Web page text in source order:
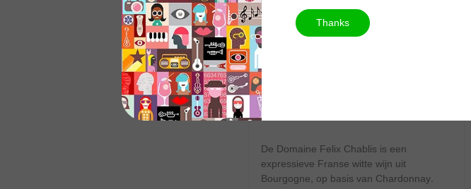
Domaine Felix Chablis AOC
De Domaine Felix Chablis is een
expressieve Franse witte wijn uit
Bourgogne, op basis van Chardonnay.
Thanks